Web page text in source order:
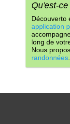
Qu'est-
Découverto
application
long de
Nous
randonnées